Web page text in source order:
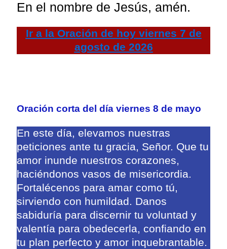
En el nombre de Jesús, amén.
Ir a la Oración de hoyviernes 7 de
agosto de 2026
Oración corta del día viernes 8 de mayo
En este día, elevamos nuestras
peticiones ante tu gracia, Señor. Que tu
amor inunde nuestros corazones,
haciéndonos vasos de misericordia.
Fortalécenos para amar como tú,
sirviendo con humildad. Danos
sabiduría para discernir tu voluntad y
valentía para obedecerla, confiando en
tu plan perfecto y amor inquebrantable.